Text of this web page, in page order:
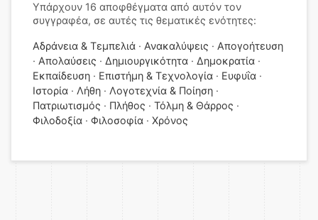
Υπάρχουν 16 αποφθέγματα από αυτόν τον
συγγραφέα, σε αυτές τις θεματικές ενότητες:
Αδράνεια & Τεμπελιά Ανακαλύψεις
Απογοήτευση
Απολαύσεις
Δημιουργικότητα
Δημοκρατία
Εκπαίδευση
Επιστήμη & Τεχνολογία
Ευφυΐα
Ιστορία
Λήθη
Λογοτεχνία & Ποίηση
Πατριωτισμός
Πλήθος
Τόλμη & Θάρρος
Φιλοδοξία
Φιλοσοφία Χρόνος